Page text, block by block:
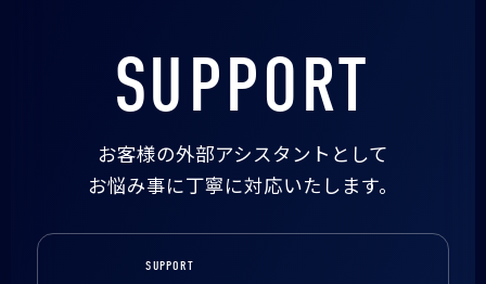
SUPPORT
お客様の外部アシスタントとして
お悩み事に丁寧に対応いたします。
SUPPORT